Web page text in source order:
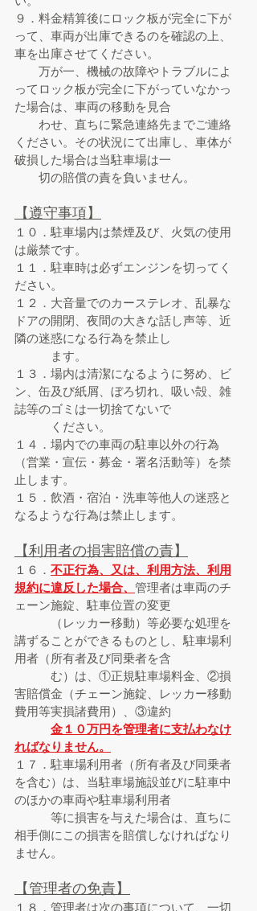
９．料金精算後にロック板が完全に下が
って、車両が出庫できるのを確認の上、
車を出庫させてください。
万が一、機械の故障やトラブルによ
ってロック板が完全に下がっていなかっ
た場合は、車両の移動を見合
わせ、直ちに緊急連絡先までご連絡
ください。その状況にて出庫し、車体が
破損した場合は当駐車場は一
切の賠償の責を負いません。
【遵守事項】
１０．駐車場内は禁煙及び、火気の使用
は厳禁です。
１１．駐車時は必ずエンジンを切ってく
ださい。
１２．大音量でのカーステレオ、乱暴な
ドアの開閉、夜間の大きな話し声等、近
隣の迷惑になる行為を禁止し
ます。
１３．場内は清潔になるように努め、ビ
ン、缶及び紙屑、ぼろ切れ、吸い殻、雑
誌等のゴミは一切捨てないで
ください。
１４．場内での車両の駐車以外の行為
（営業・宣伝・募金・署名活動等）を禁
止します。
１５．飲酒・宿泊・洗車等他人の迷惑と
なるような行為は禁止します。
【利用者の損害賠償の責】
１６． 不正行為、又は、利用方法、利用
規約に違反した場合、 管理者は車両のチ
ェーン施錠、駐車位置の変更
（レッカー移動）等必要な処理を
講ずることができるものとし、駐車場利
用者（所有者及び同乗者を含
む）は、①正規駐車場料金、②損
害賠償金（チェーン施錠、レッカー移動
費用等実損諸費用）、③違約
金１０万円を管理者に支払わなけ
ればなりません。
１７．駐車場利用者（所有者及び同乗者
を含む）は、当駐車場施設並びに駐車中
のほかの車両や駐車場利用者
等に損害を与えた場合は、直ちに
相手側にこの損害を賠償しなければなり
ません。
【管理者の免責】
１８．管理者は次の事項について、一切